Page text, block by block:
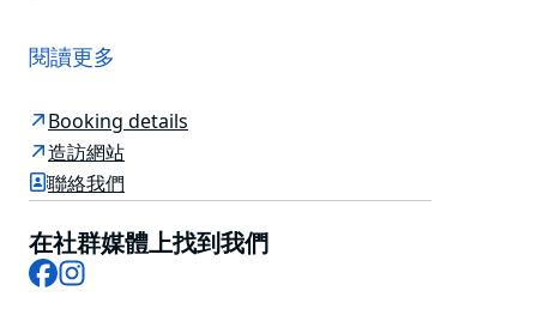
便利，鄰近班克斯敦（Bankstown）、里夫斯比
（Revesby）、米爾佩拉（Milperra）和帕茲托
帕茲托公園飯店 (Padstow Park Hotel) 提供物超所值、
便利且價格實惠的住宿，設有 12 間現代客房。所有客房
均配有空調、可收看 Foxtel 頻道的平面電視、無線網
絡，並可輕鬆使用共用浴室、洗衣房和廚房設施。
閱讀更多
Booking details
造訪網站
聯絡我們
在社群媒體上找到我們
Facebook